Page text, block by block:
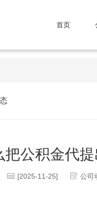
首页
把公积金代
[2025-11-25] 公司